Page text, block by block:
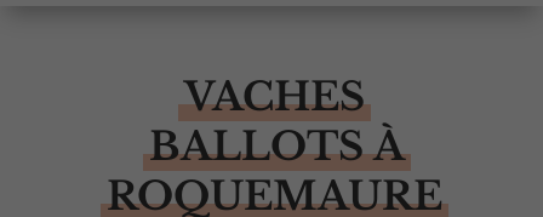
VACHES
BALLOTS À
ROQUEMAURE